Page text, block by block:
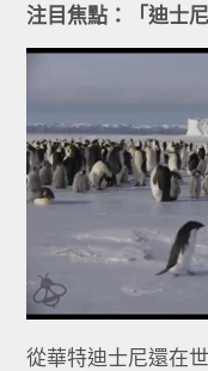
注目焦點：「迪士
從華特迪士尼還在